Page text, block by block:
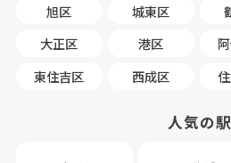
旭区
城東区
大正区
港区
東住吉区
西成区
人気の駅